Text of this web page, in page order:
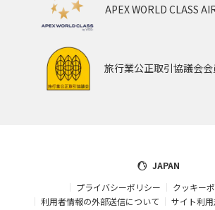
APEX WORLD CLASS
旅行業公正取引協議会会
JAPAN
プライバシーポリシー
クッキー
利用者情報の外部送信について
サイト利